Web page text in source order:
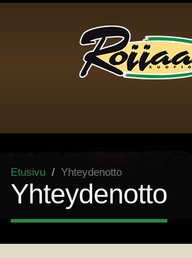
Etusivu Yhteydenotto
Yhteydenotto